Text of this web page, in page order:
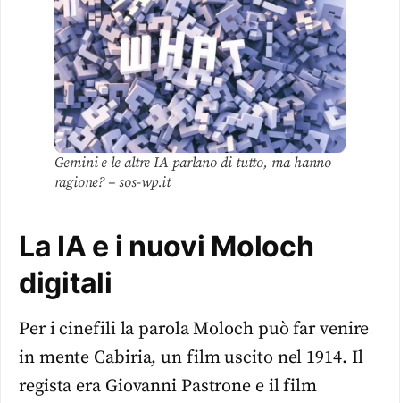
Gemini e le altre IA parlano di tutto, ma hanno
ragione? – sos-wp.it
La IA e i nuovi Moloch
digitali
Per i cinefili la parola Moloch può far venire
in mente Cabiria, un film uscito nel 1914. Il
regista era Giovanni Pastrone e il film